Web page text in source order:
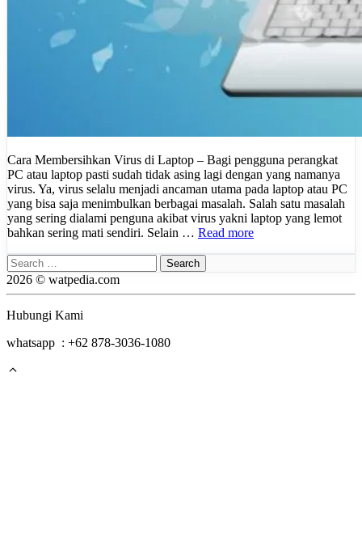
Cara Membersihkan Virus di Laptop – Bagi pengguna perangkat
PC atau laptop pasti sudah tidak asing lagi dengan yang namanya
virus. Ya, virus selalu menjadi ancaman utama pada laptop atau PC
yang bisa saja menimbulkan berbagai masalah. Salah satu masalah
yang sering dialami penguna akibat virus yakni laptop yang lemot
bahkan sering mati sendiri. Selain … Read more
Search
for:
2026 © watpedia.com
Hubungi Kami
whatsapp : +62 878-3036-1080